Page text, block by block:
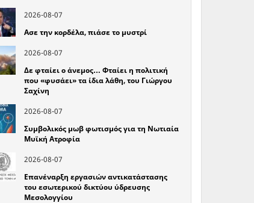
2026-08-07
Ασε την κορδέλα, πιάσε το μυστρί
2026-08-07
Δε φταίει ο άνεμος… Φταίει η πολιτική
που «φυσάει» τα ίδια λάθη, του Γιώργου
Σαχίνη
2026-08-07
Συμβολικός μωβ φωτισμός για τη Νωτιαία
Μυϊκή Ατροφία
2026-08-07
Επανέναρξη εργασιών αντικατάστασης
του εσωτερικού δικτύου ύδρευσης
Μεσολογγίου